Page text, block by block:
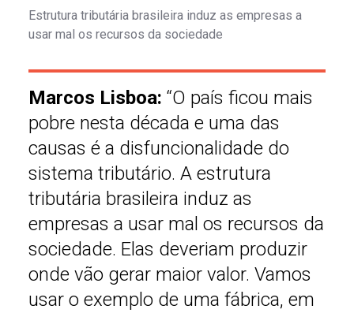
Estrutura tributária brasileira induz as empresas a
usar mal os recursos da sociedade
Marcos Lisboa: “O país ficou mais
pobre nesta década e uma das
causas é a disfuncionalidade do
sistema tributário. A estrutura
tributária brasileira induz as
empresas a usar mal os recursos da
sociedade. Elas deveriam produzir
onde vão gerar maior valor. Vamos
usar o exemplo de uma fábrica, em